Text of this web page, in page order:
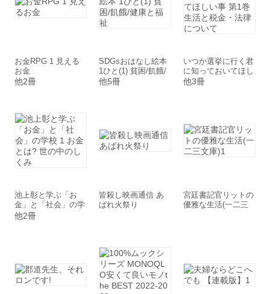
お金RPG 1 見える
お金
他2冊
SDGsおはなし絵本
1ひと(1) 貧困/飢餓/
健康と福祉
他5冊
いつか選挙に行く君
に知っておいてほし
い事 第1巻 生活と税
他3冊
池上彰と学ぶ「お
金」と「社会」の学
校 1 お金とは? 世の
他2冊
皆殺し映画通信 あ
ばれ火祭り
宮廷書記官リットの
優雅な生活(一二三